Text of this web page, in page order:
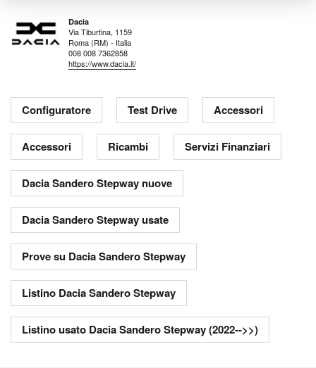
Dacia
Via Tiburtina, 1159
Roma (RM) - Italia
008 008 7362858
https://www.dacia.it/
Configuratore Test Drive Accessori
Accessori Ricambi Servizi Finanziari
Dacia Sandero Stepway nuove
Dacia Sandero Stepway usate
Prove su Dacia Sandero Stepway
Listino Dacia Sandero Stepway
Listino usato Dacia Sandero Stepway (2022-->>)